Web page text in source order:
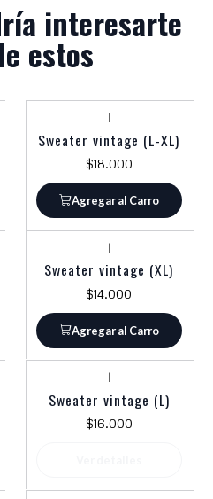
interesarte
estos
|
Sweater vintage (L-XL)
$18.000
Agregar al Carro
|
Sweater vintage (XL)
$14.000
Agregar al Carro
|
Sweater vintage (L)
$16.000